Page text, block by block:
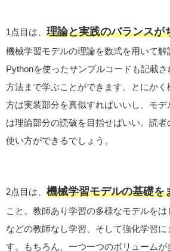
1点目は、 理論と実践のバランスが
機械学習モデルの理論を数式を用いて解
Pythonを使ったサンプルコードも記載
方法まで学ぶことができます。とにか
方は実装部分を真似すればいいし、モ
は理論部分の読破を目指せばいい。読
使い方ができるでしょう。
2点目は、 機械学習モデルの基礎を
こと。教師あり学習の多様なモデルを
などの教師なし学習、そして強化学習に
す。もちろん、一つ一つのボリューム